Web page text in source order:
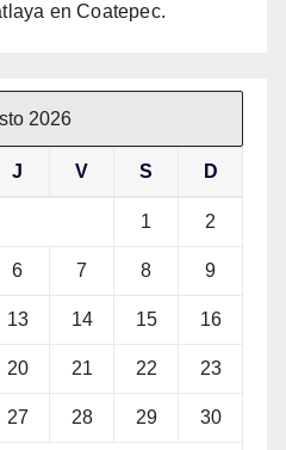
en Coatepec.
2026
J V S D
1 2
6 7 8 9
13 14 15 16
20 21 22 23
27 28 29 30